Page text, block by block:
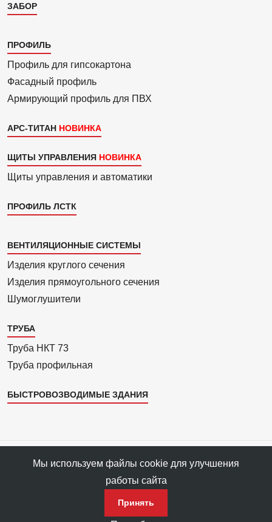
ЗАБОР
Каталог
3
ПРОФИЛЬ
Профиль для гипсо­картона
Фасадный профиль
Армиру­ю­щий профиль для ПВХ
АРС-ТИТАН
ЩИТЫ УПРАВЛЕНИЯ
Щиты управления и автоматики
ПРОФИЛЬ ЛСТК
Каталог
4
ВЕНТИЛЯЦИОННЫЕ СИСТЕМЫ
Изделия круглого сечения
Изделия прямоуголь­ного сечения
Шумоглушители
ТРУБА
Труба НКТ 73
Труба профильная
БЫСТРОВОЗВОДИМЫЕ ЗДАНИЯ
Все права защищены © 1993—2025 АРС-Пром, ПФ «АРС-Пром»
Мы используем файлы cookie для улучшения
работы сайта
Принять